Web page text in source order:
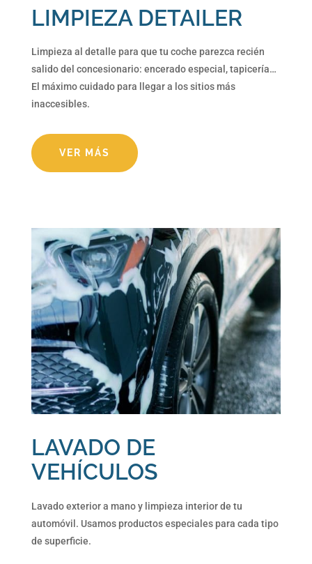
LIMPIEZA DETAILER
Limpieza al detalle para que tu coche parezca recién
salido del concesionario: encerado especial, tapicería…
El máximo cuidado para llegar a los sitios más
inaccesibles.
VER MÁS
LAVADO DE
VEHÍCULOS
Lavado exterior a mano y limpieza interior de tu
automóvil. Usamos productos especiales para cada tipo
de superficie.